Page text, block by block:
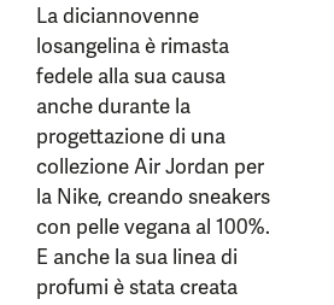
La diciannovenne
losangelina è rimasta
fedele alla sua causa
anche durante la
progettazione di una
collezione Air Jordan per
la Nike, creando sneakers
con pelle vegana al 100%.
E anche la sua linea di
profumi è stata creata